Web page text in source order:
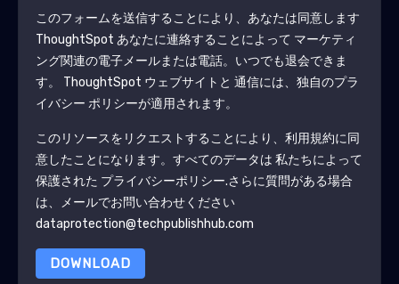
このフォームを送信することにより、あなたは同意します
ThoughtSpot あなたに連絡することによって マーケティ
ング関連の電子メールまたは電話。いつでも退会できま
す。 ThoughtSpot ウェブサイトと 通信には、独自のプラ
イバシー ポリシーが適用されます。
このリソースをリクエストすることにより、利用規約に同
意したことになります。すべてのデータは 私たちによって
保護された プライバシーポリシー.さらに質問がある場合
は、メールでお問い合わせください
dataprotection@techpublishhub.com
DOWNLOAD